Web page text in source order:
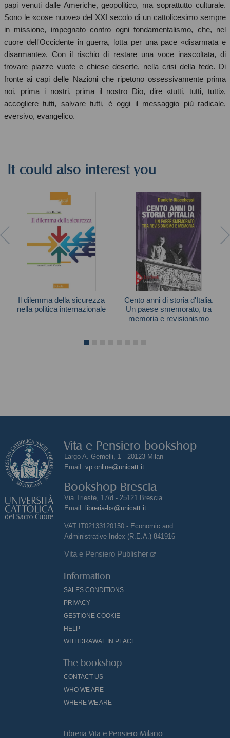
papi venuti dalle Americhe, geopolitico, ma soprattutto culturale.
Sono le «cose nuove» del XXI secolo di un cattolicesimo sempre
in missione, impegnato contro ogni fondamentalismo, che, nel
cuore dell'Occidente in guerra, lotta per una pace «disarmata e
disarmante». Con il rischio di restare una voce inascoltata, di
trovare piazze vuote e chiese deserte, nella crisi della fede. Di
fronte ai capi delle Nazioni che ripetono ossessivamente prima
noi, prima i nostri, prima il nostro Dio, dire «tutti, tutti, tutti»,
accogliere tutti, salvare tutti, è oggi il messaggio più radicale,
eversivo, evangelico.
It could also interest you
Il dilemma della sicurezza
nella politica internazionale
Cento anni di storia d'Italia.
Un paese smemorato, tra
memoria e revisionismo
Vita e Pensiero bookshop
Largo A. Gemelli, 1 - 20123 Milan
Email: vp.online@unicatt.it
Bookshop Brescia
Via Trieste, 17/d - 25121 Brescia
Email: libreria-bs@unicatt.it
VAT IT02133120150 - Economic and
Administrative Index (R.E.A.) 841916
Vita e Pensiero Publisher
Information
SALES CONDITIONS
PRIVACY
GESTIONE COOKIE
HELP
WITHDRAWAL IN PLACE
The bookshop
CONTACT US
WHO WE ARE
WHERE WE ARE
Libreria Vita e Pensiero Milano